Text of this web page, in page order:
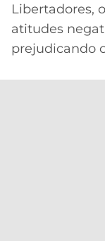
MG
Libertadores,
atitudes
prejudicando